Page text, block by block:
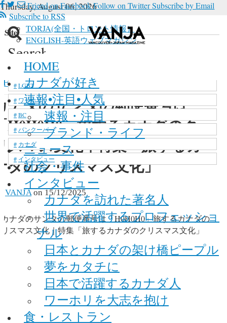
Thursday, August 06, 2026
TORJA(全国・トロント情報）
ENGLISH-英語ウェブマガジン
Friend on FacebookFollow on TwitterSubscribe by Email
Subscribe to RSS
Search
Site
in site, type your keyword and hit enter
HOME
カナダが好き
速報•注目•人気
速報・注目
ブランド・ライフ
ニュース
社会・事件
インタビュー
カナダを訪れた著名人
世界で活躍するプロフェッショ
ナル
日本とカナダの架け橋ピープル
夢をカタチに
日本で活躍するカナダ人
ワーホリを大志を抱け
食・レストラン
新型コロナウイルス
マリファナ
LGBT
ワーホリ
BC
バンクーバー
カナダ
インタビュー
FEATURED>カナダのサンタの郵便番号は「
ナダのサンタの郵便番号は
H0H0H0」旅するカナダのク
スマス文化｜特集「旅するカ
ダのクリスマス文化」
VANJAon 15/12/2025